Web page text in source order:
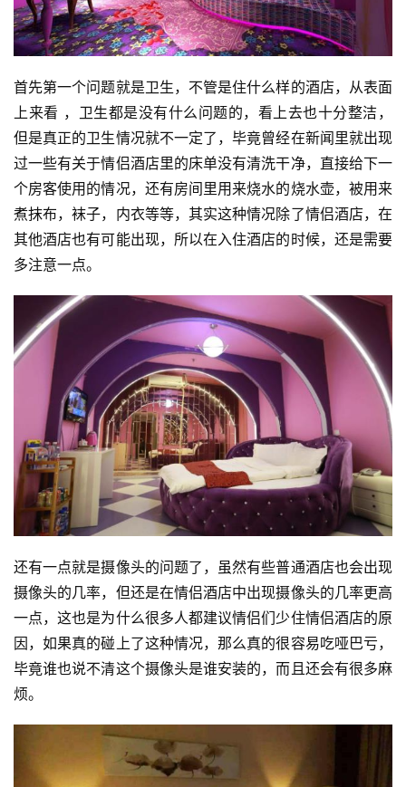
首先第一个问题就是卫生，不管是住什么样的酒店，从表面
上来看 ，卫生都是没有什么问题的，看上去也十分整洁，
但是真正的卫生情况就不一定了，毕竟曾经在新闻里就出现
过一些有关于情侣酒店里的床单没有清洗干净，直接给下一
个房客使用的情况，还有房间里用来烧水的烧水壶，被用来
煮抹布，袜子，内衣等等，其实这种情况除了情侣酒店，在
其他酒店也有可能出现，所以在入住酒店的时候，还是需要
多注意一点。
还有一点就是摄像头的问题了，虽然有些普通酒店也会出现
摄像头的几率，但还是在情侣酒店中出现摄像头的几率更高
一点，这也是为什么很多人都建议情侣们少住情侣酒店的原
因，如果真的碰上了这种情况，那么真的很容易吃哑巴亏，
毕竟谁也说不清这个摄像头是谁安装的，而且还会有很多麻
烦。